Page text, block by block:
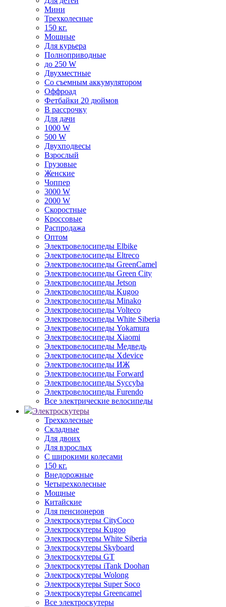
Мини
Трехколесные
150 кг.
Мощные
Для курьера
Полноприводные
до 250 W
Двухместные
Со съемным аккумулятором
Оффроад
Фетбайки 20 дюймов
В рассрочку
Для дачи
1000 W
500 W
Двухподвесы
Взрослый
Грузовые
Женские
Чоппер
3000 W
2000 W
Скоростные
Кроссовые
Распродажа
Оптом
Электровелосипеды Elbike
Электровелосипеды Eltreco
Электровелосипеды GreenCamel
Электровелосипеды Green City
Электровелосипеды Jetson
Электровелосипеды Kugoo
Электровелосипеды Minako
Электровелосипеды Volteco
Электровелосипеды White Siberia
Электровелосипеды Yokamura
Электровелосипеды Xiaomi
Электровелосипеды Медведь
Электровелосипеды Xdevice
Электровелосипеды ИЖ
Электровелосипеды Forward
Электровелосипеды Syccyba
Электровелосипеды Furendo
Все электрические велосипеды
Электроскутеры
Трехколесные
Складные
Для двоих
Для взрослых
С широкими колесами
150 кг.
Внедорожные
Четырехколесные
Мощные
Китайские
Для пенсионеров
Электроскутеры CityCoco
Электроскутеры Kugoo
Электроскутеры White Siberia
Электроскутеры Skyboard
Электроскутеры GT
Электроскутеры iTank Doohan
Электроскутеры Wolong
Электроскутеры Super Soco
Электроскутеры Greencamel
Все электроскутеры